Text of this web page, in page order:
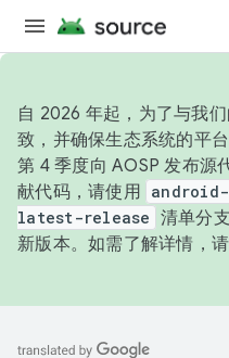
自 2026 年起，为了与我
致，并确保生态系统的平
第 4 季度向 AOSP 发布源
献代码，请使用
latest-release 清单分
新版本。如需了解详情，